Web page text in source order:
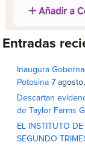
Entradas
Inaugura
Potosina 7
Descartan
de Taylor Farms
EL INSTITUTO
SEGUNDO